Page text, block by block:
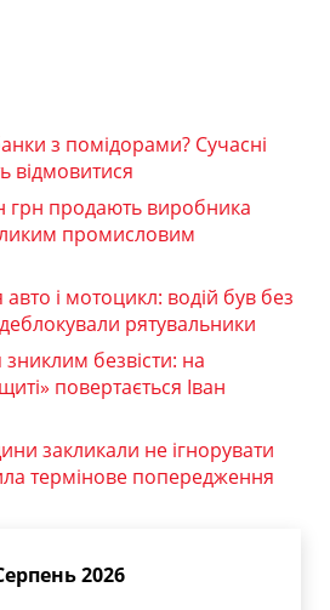
з помідорами? Сучасні
відмовитися
грн продають виробника
промисловим
авто і мотоцикл: водій був без
деблокували рятувальники
безвісти: на
повертається Іван
закликали не ігнорувати
термінове попередження
2026